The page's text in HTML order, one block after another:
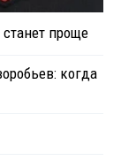
проще
когда